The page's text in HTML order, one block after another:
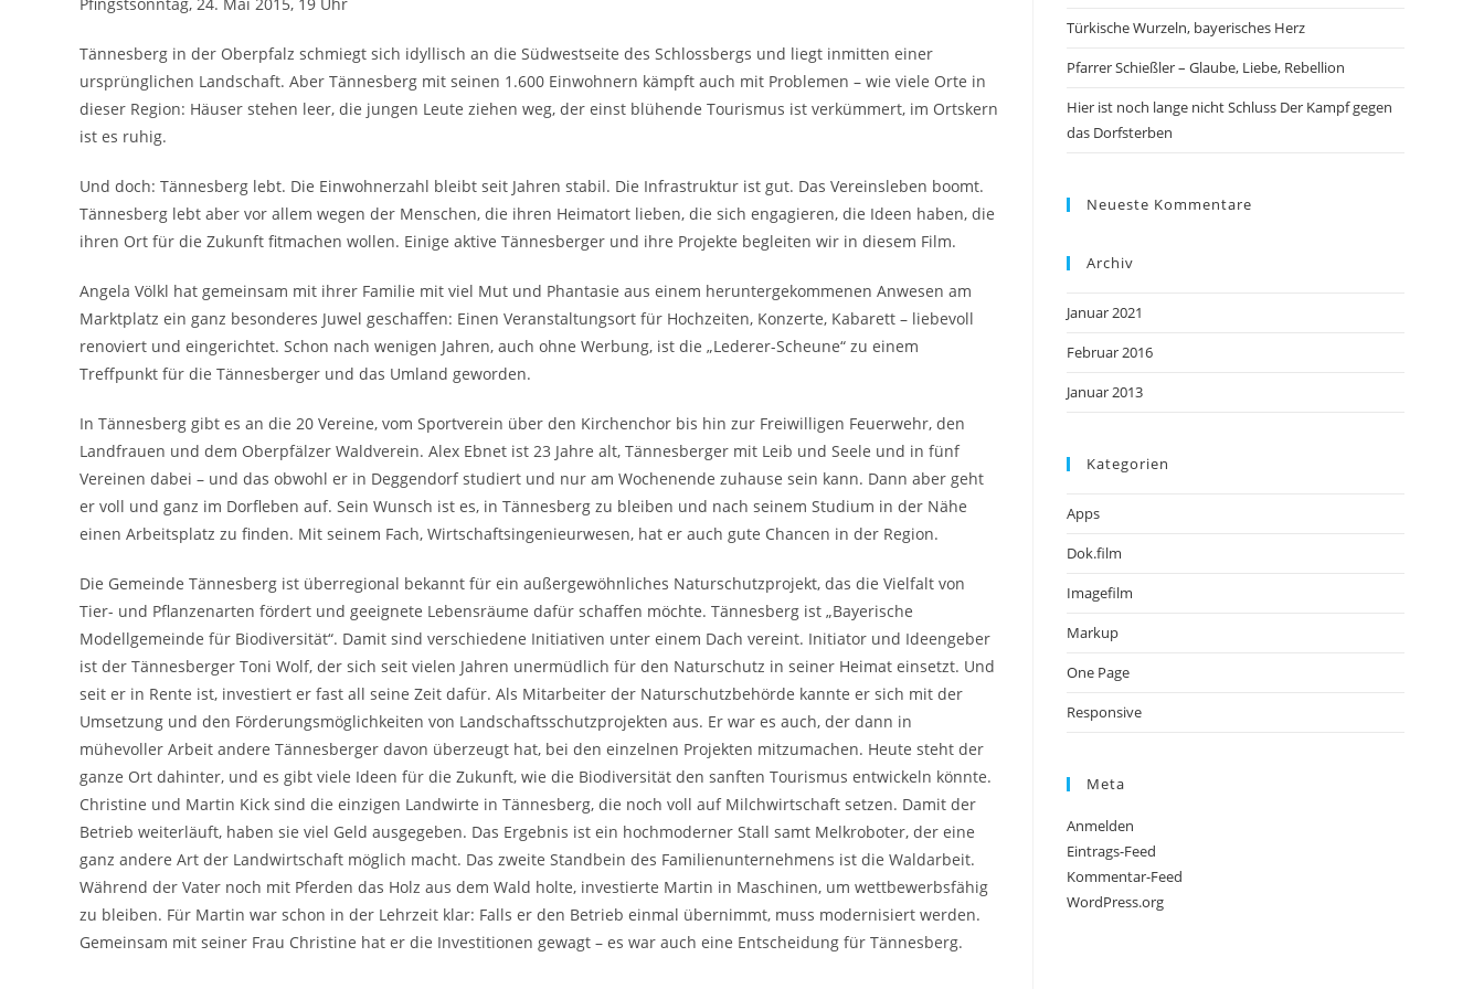
Tännesberg in der Oberpfalz schmiegt sich idyllisch an die Südwestseite des Schlossbergs und liegt inmitten einer
ursprünglichen Landschaft. Aber Tännesberg mit seinen 1.600 Einwohnern kämpft auch mit Problemen – wie viele Orte in
dieser Region: Häuser stehen leer, die jungen Leute ziehen weg, der einst blühende Tourismus ist verkümmert, im Ortskern
ist es ruhig.
Und doch: Tännesberg lebt. Die Einwohnerzahl bleibt seit Jahren stabil. Die Infrastruktur ist gut. Das Vereinsleben boomt.
Tännesberg lebt aber vor allem wegen der Menschen, die ihren Heimatort lieben, die sich engagieren, die Ideen haben, die
ihren Ort für die Zukunft fitmachen wollen. Einige aktive Tännesberger und ihre Projekte begleiten wir in diesem Film.
Angela Völkl hat gemeinsam mit ihrer Familie mit viel Mut und Phantasie aus einem heruntergekommenen Anwesen am
Marktplatz ein ganz besonderes Juwel geschaffen: Einen Veranstaltungsort für Hochzeiten, Konzerte, Kabarett – liebevoll
renoviert und eingerichtet. Schon nach wenigen Jahren, auch ohne Werbung, ist die „Lederer-Scheune“ zu einem
Treffpunkt für die Tännesberger und das Umland geworden.
In Tännesberg gibt es an die 20 Vereine, vom Sportverein über den Kirchenchor bis hin zur Freiwilligen Feuerwehr, den
Landfrauen und dem Oberpfälzer Waldverein. Alex Ebnet ist 23 Jahre alt, Tännesberger mit Leib und Seele und in fünf
Vereinen dabei – und das obwohl er in Deggendorf studiert und nur am Wochenende zuhause sein kann. Dann aber geht
er voll und ganz im Dorfleben auf. Sein Wunsch ist es, in Tännesberg zu bleiben und nach seinem Studium in der Nähe
einen Arbeitsplatz zu finden. Mit seinem Fach, Wirtschaftsingenieurwesen, hat er auch gute Chancen in der Region.
Die Gemeinde Tännesberg ist überregional bekannt für ein außergewöhnliches Naturschutzprojekt, das die Vielfalt von
Tier- und Pflanzenarten fördert und geeignete Lebensräume dafür schaffen möchte. Tännesberg ist „Bayerische
Modellgemeinde für Biodiversität“. Damit sind verschiedene Initiativen unter einem Dach vereint. Initiator und Ideengeber
ist der Tännesberger Toni Wolf, der sich seit vielen Jahren unermüdlich für den Naturschutz in seiner Heimat einsetzt. Und
seit er in Rente ist, investiert er fast all seine Zeit dafür. Als Mitarbeiter der Naturschutzbehörde kannte er sich mit der
Umsetzung und den Förderungsmöglichkeiten von Landschaftsschutzprojekten aus. Er war es auch, der dann in
mühevoller Arbeit andere Tännesberger davon überzeugt hat, bei den einzelnen Projekten mitzumachen. Heute steht der
ganze Ort dahinter, und es gibt viele Ideen für die Zukunft, wie die Biodiversität den sanften Tourismus entwickeln könnte.
Christine und Martin Kick sind die einzigen Landwirte in Tännesberg, die noch voll auf Milchwirtschaft setzen. Damit der
Betrieb weiterläuft, haben sie viel Geld ausgegeben. Das Ergebnis ist ein hochmoderner Stall samt Melkroboter, der eine
ganz andere Art der Landwirtschaft möglich macht. Das zweite Standbein des Familienunternehmens ist die Waldarbeit.
Während der Vater noch mit Pferden das Holz aus dem Wald holte, investierte Martin in Maschinen, um wettbewerbsfähig
zu bleiben. Für Martin war schon in der Lehrzeit klar: Falls er den Betrieb einmal übernimmt, muss modernisiert werden.
Gemeinsam mit seiner Frau Christine hat er die Investitionen gewagt – es war auch eine Entscheidung für Tännesberg.
Türkische Wurzeln, bayerisches Herz
Pfarrer Schießler – Glaube, Liebe, Rebellion
Hier ist noch lange nicht Schluss Der Kampf gegen
das Dorfsterben
Neueste Kommentare
Archiv
Januar 2021
Februar 2016
Januar 2013
Kategorien
Apps
Dok.film
Imagefilm
Markup
One Page
Responsive
Meta
Anmelden
Eintrags-Feed
Kommentar-Feed
WordPress.org